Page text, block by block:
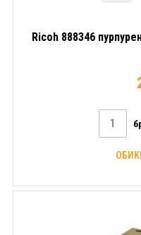
Ricoh 888346